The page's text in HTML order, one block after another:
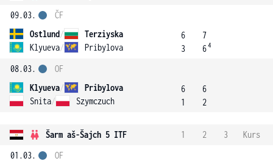
09.03.
Ostlund/
Terziyska
Klyueva/ Pribylova
ČF
6
3
7
64
08.03.
Klyueva/
Pribylova
Snita/ Szymczuch
OF
6
1
6
2
Šarm aš-Šajch 5 ITF 1 2 3
Kurs
01.03.
OF